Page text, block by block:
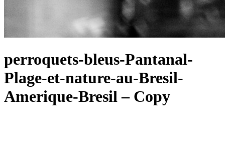
perroquets-bleus-Pantanal-
Plage-et-nature-au-Bresil-
Amerique-Bresil – Copy